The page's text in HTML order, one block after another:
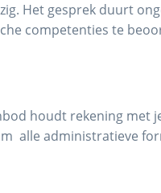
Het gesprek duurt
competenties te
houdt rekening met
alle administratieve